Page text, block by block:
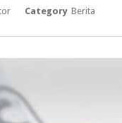
Category Berita